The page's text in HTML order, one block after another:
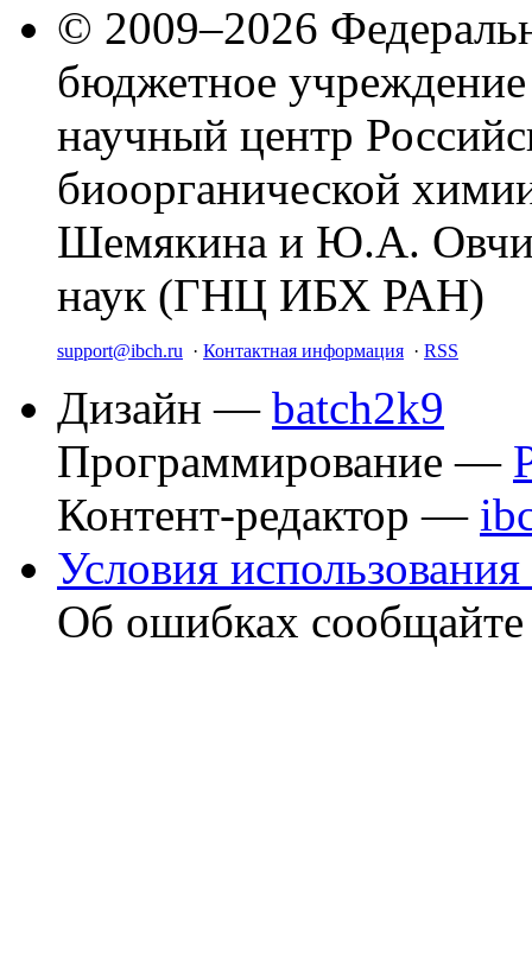
© 2009–2026
бюджетное
научный центр
биоорганической
Шемякина и Ю.А.
наук (ГНЦ ИБХ РАН)
support@ibch.ru · Контактная информация · RSS
Дизайн — batch2k9
Программирование —
Контент-редактор —
Условия использования
Об ошибках